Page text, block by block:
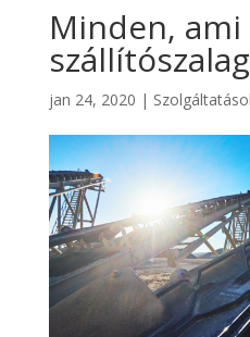
Minden, ami
jan 24, 2020 |